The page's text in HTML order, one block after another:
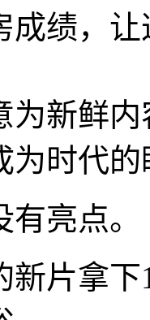
成绩，
为新鲜
为时代的
亮点。
新片拿